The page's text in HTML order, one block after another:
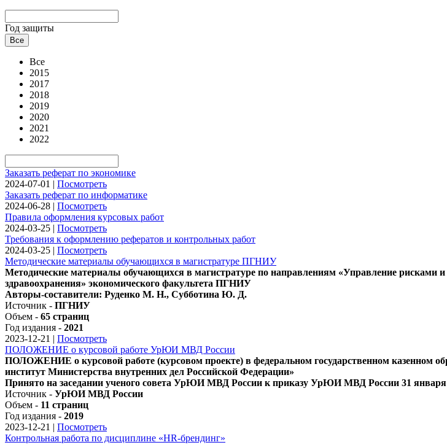
Год защиты
Все
Все
2015
2017
2018
2019
2020
2021
2022
Заказать реферат по экономике
2024-07-01 | Посмотреть
Заказать реферат по информатике
2024-06-28 | Посмотреть
Правила оформления курсовых работ
2024-03-25 | Посмотреть
Требования к оформлению рефератов и контрольных работ
2024-03-25 | Посмотреть
Методические материалы обучающихся в магистратуре ПГНИУ
Методические материалы обучающихся в магистратуре по направлениям «Управление рисками и
здравоохранения» экономического факультета ПГНИУ
Авторы-составители: Руденко М. Н., Субботина Ю. Д.
Источник - ПГНИУ
Объем - 65 страниц
Год издания - 2021
2023-12-21 | Посмотреть
ПОЛОЖЕНИЕ о курсовой работе УрЮИ МВД России
ПОЛОЖЕНИЕ о курсовой работе (курсовом проекте) в федеральном государственном казенном
институт Министерства внутренних дел Российской Федерации»
Принято на заседании ученого совета УрЮИ МВД России к приказу УрЮИ МВД России 31 января
Источник - УрЮИ МВД России
Объем - 11 страниц
Год издания - 2019
2023-12-21 | Посмотреть
Контрольная работа по дисциплине «HR-брендинг»